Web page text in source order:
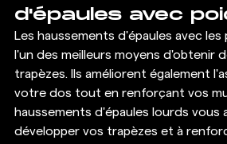
d'épaules avec
Les haussements d'épaules avec
l'un des meilleurs moyens d'obtenir
trapèzes. Ils améliorent également
votre dos tout en renforçant vos
haussements d'épaules lourds vous
développer vos trapèzes et à